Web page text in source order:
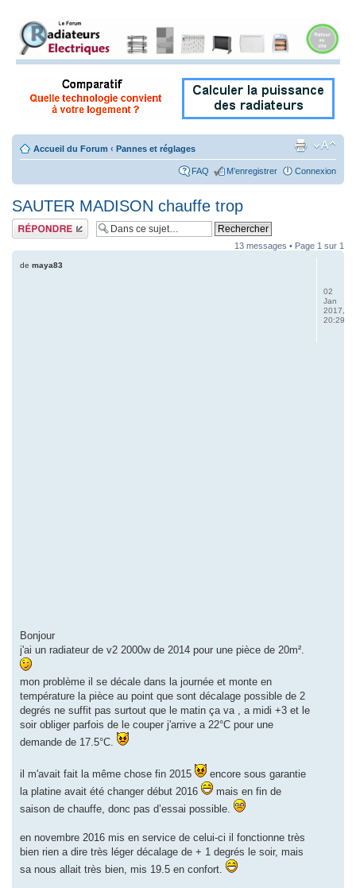
Accueil du Forum ‹ Pannes et réglages
FAQ M’enregistrer Connexion
SAUTER MADISON chauffe trop
Répondre
13 messages • Page 1 sur 1
de maya83
Bonjour
j'ai un radiateur de v2 2000w de 2014 pour une pièce de 20m².
mon problème il se décale dans la journée et monte en
température la pièce au point que sont décalage possible de 2
degrés ne suffit pas surtout que le matin ça va , a midi +3 et le
soir obliger parfois de le couper j'arrive a 22°C pour une
demande de 17.5°C.
il m'avait fait la même chose fin 2015
encore sous garantie
la platine avait été changer début 2016
mais en fin de
saison de chauffe, donc pas d’essai possible.
en novembre 2016 mis en service de celui-ci il fonctionne très
bien rien a dire très léger décalage de + 1 degrés le soir, mais
sa nous allait très bien, mis 19.5 en confort.
02
Jan
2017,
20:29